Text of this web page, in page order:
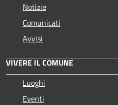
Notizie
Comunicati
Avvisi
VIVERE IL COMUNE
Luoghi
Eventi